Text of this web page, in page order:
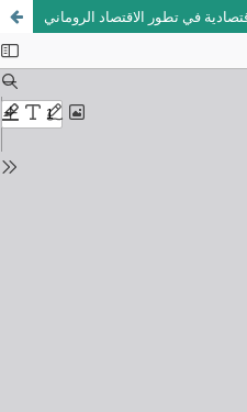
في تطور الاقتصاد الروماني